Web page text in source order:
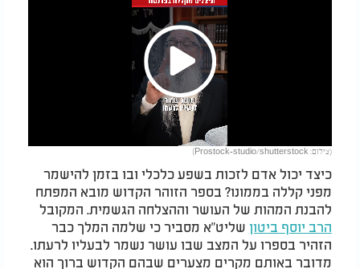
Play
Video
(צילום: Prostock-studio/shutterstock)
כיצד יכול אדם לזכות בשפע כלכלי ובו בזמן להישמר
מפני קללה בממונו? בספר הזוהר הקדוש מובא המפתח
להבנת המהות של העושר וההצלחה הגשמית. המקובל
הרב יוסף ביטון שליט"א מסביר כי שלמה המלך כבר
הזהיר בספרו על המצב שבו עושר נשמר לבעליו לרעתו.
מדובר באותם מקרים מצערים שבהם הקדוש ברוך הוא